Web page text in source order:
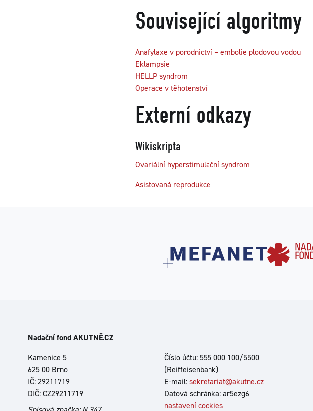
Související algoritmy
Anafylaxe v porodnictví – embolie plodovou vodou
Eklampsie
HELLP syndrom
Operace v těhotenství
Externí odkazy
Wikiskripta
Ovariální hyperstimulační syndrom
Asistovaná reprodukce
Nadační fond AKUTNĚ.CZ
Kamenice 5
625 00 Brno
IČ: 29211719
DIČ: CZ29211719
Číslo účtu: 555 000 100/5500
(Reiffeisenbank)
E-mail:sekretariat@akutne.cz
Datová schránka: ar5ezg6
nastavení cookies